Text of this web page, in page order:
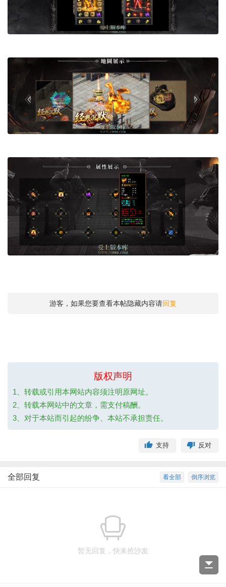
游客，如果您要查看本帖隐藏内容请回复
版权声明
1、转载或引用本网站内容须注明原网址。
2、转载本网站中的文章，需支付稿酬。
3、对于本站而引起的纷争、本站不承担责任。
反对
支持
倒序浏览
看全部
全部回复
暂无回复，快来抢沙发